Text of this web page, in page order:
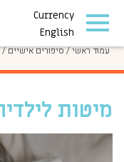
Currency
English
סיפורים
עמוד ראשי/סיפורים אישיים/
מיטות